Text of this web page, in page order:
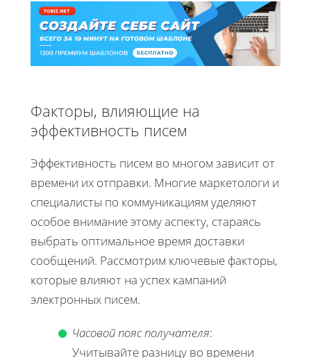
Факторы, влияющие на
эффективность писем
Эффективность писем во многом зависит от
времени их отправки. Многие маркетологи и
специалисты по коммуникациям уделяют
особое внимание этому аспекту, стараясь
выбрать оптимальное время доставки
сообщений. Рассмотрим ключевые факторы,
которые влияют на успех кампаний
электронных писем.
Часовой пояс получателя:
Учитывайте разницу во времени